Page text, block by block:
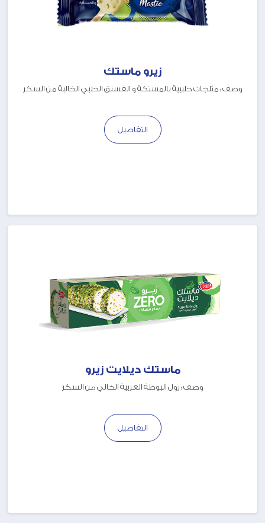
زيرو ماستك
وصف : مثلجات حليبية بالمستكة و الفستق الحلبي الخالية من السكر
التفاصيل
ماستك ديلايت زيرو
وصف : رول البوظة العربية الخالي من السكر
التفاصيل